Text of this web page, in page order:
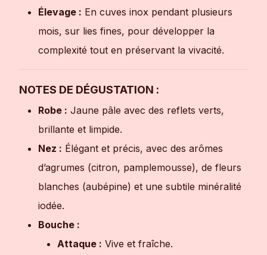
Élevage : En cuves inox pendant plusieurs
mois, sur lies fines, pour développer la
complexité tout en préservant la vivacité.
NOTES DE DÉGUSTATION :
Robe : Jaune pâle avec des reflets verts,
brillante et limpide.
Nez : Élégant et précis, avec des arômes
d’agrumes (citron, pamplemousse), de fleurs
blanches (aubépine) et une subtile minéralité
iodée.
Bouche :
Attaque : Vive et fraîche.